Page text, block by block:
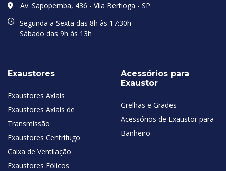
Av. Sapopemba, 436 - Vila Bertioga - SP
Segunda a Sexta das 8h às 17:30h
Sábado das 9h às 13h
Exaustores
Exaustores Axiais
Exaustores Axiais de
Transmissão
Exaustores Centrífugo
Caixa de Ventilação
Exaustores Eólicos
Acessórios para
Exaustor
Grelhas e Grades
Acessórios de Exaustor para
Banheiro